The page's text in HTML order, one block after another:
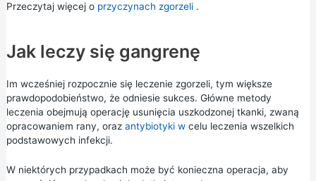
Przeczytaj więcej o przyczynach zgorzeli.
Jak leczy się gangrenę
Im wcześniej rozpocznie się leczenie zgorzeli, tym większe
prawdopodobieństwo, że odniesie sukces. Główne metody
leczenia obejmują operację usunięcia uszkodzonej tkanki, zwaną
opracowaniem rany, oraz antybiotyki wcelu leczenia wszelkich
podstawowych infekcji.
W niektórych przypadkach może być konieczna operacja, aby